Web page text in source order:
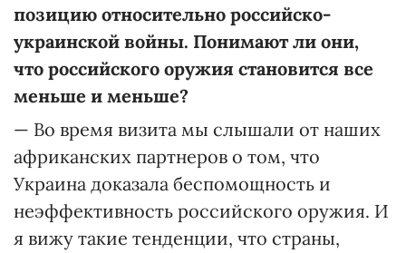
позицию относительно российско-
украинской войны. Понимают ли они,
что российского оружия становится все
меньше и меньше?
— Во время визита мы слышали от наших
африканских партнеров о том, что
Украина доказала беспомощность и
неэффективность российского оружия. И
я вижу такие тенденции, что страны,